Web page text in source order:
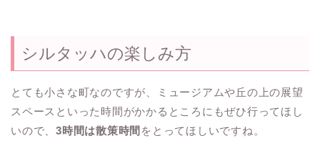
シルタッハの楽しみ方
とても小さな町なのですが、ミュージアムや丘の上の展望
スペースといった時間がかかるところにもぜひ行ってほし
いので、3時間は散策時間 をとってほしいですね。